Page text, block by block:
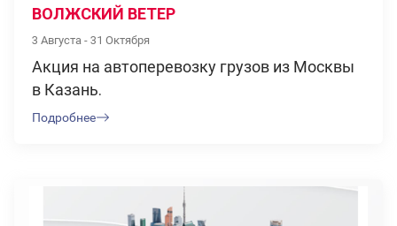
ВОЛЖСКИЙ ВЕТЕР
3 Августа - 31 Октября
Акция на автоперевозку грузов из Москвы
в Казань.
Подробнее